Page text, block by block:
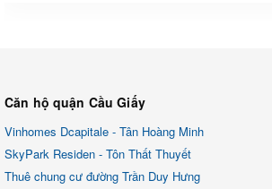
Căn hộ quận Cầu Giấy
Vinhomes Dcapitale - Tân Hoàng Minh
SkyPark Residen - Tôn Thất Thuyết
Thuê chung cư đường Trần Duy Hưng